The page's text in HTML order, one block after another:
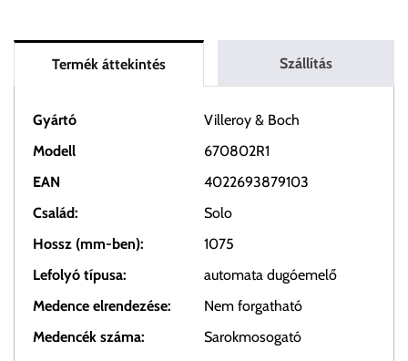
Termék áttekintés Szállítás
Gyártó
Villeroy & Boch
Modell
670802R1
EAN
4022693879103
Család:
Solo
Hossz (mm-ben):
1075
Lefolyó típusa:
automata dugóemelő
Medence elrendezése:
Nem forgatható
Medencék száma:
Sarokmosogató